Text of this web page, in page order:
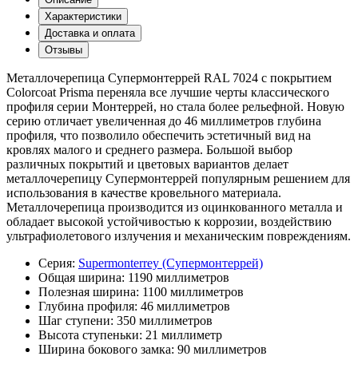
Характеристики
Доставка и оплата
Отзывы
Металлочерепица Супермонтеррей RAL 7024 с покрытием
Colorcoat Prisma переняла все лучшие черты классического
профиля серии Монтеррей, но стала более рельефной. Новую
серию отличает увеличенная до 46 миллиметров глубина
профиля, что позволило обеспечить эстетичный вид на
кровлях малого и среднего размера. Большой выбор
различных покрытий и цветовых вариантов делает
металлочерепицу Супермонтеррей популярным решением для
использования в качестве кровельного материала.
Металлочерепица производится из оцинкованного металла и
обладает высокой устойчивостью к коррозии, воздействию
ультрафиолетового излучения и механическим повреждениям.
Серия: Supermonterrey (Супермонтеррей)
Общая ширина: 1190 миллиметров
Полезная ширина: 1100 миллиметров
Глубина профиля: 46 миллиметров
Шаг ступени: 350 миллиметров
Высота ступеньки: 21 миллиметр
Ширина бокового замка: 90 миллиметров